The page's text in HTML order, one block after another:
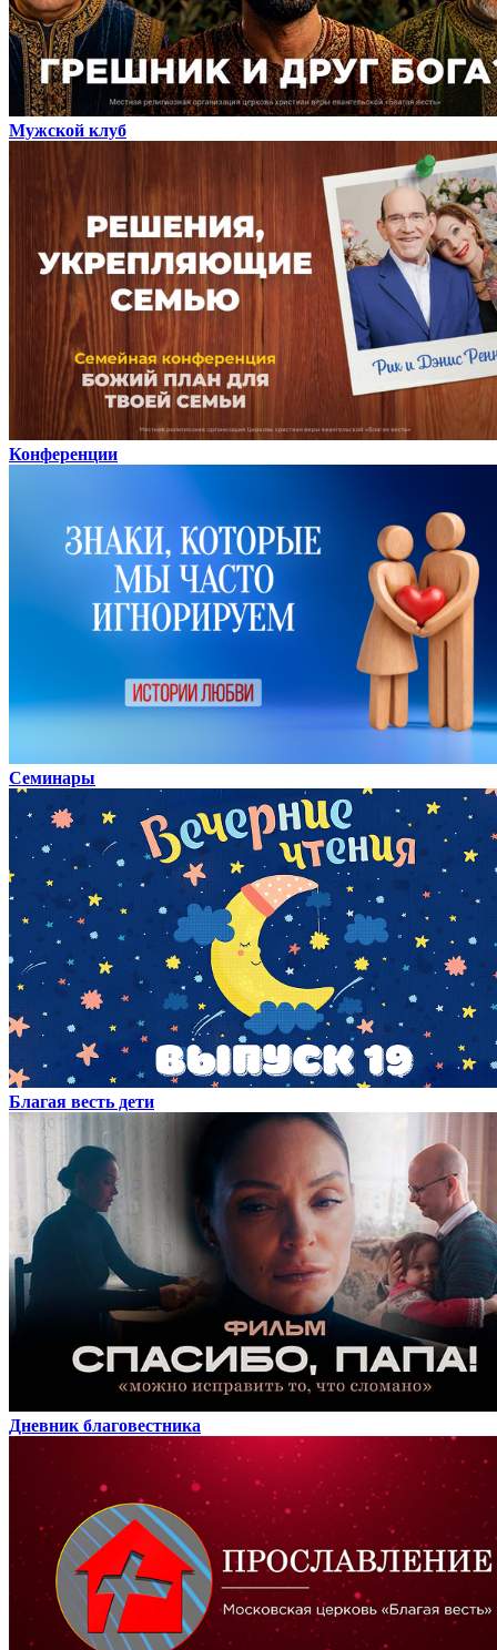
Мужской клуб
Конференции
Семинары
Благая весть дети
Дневник благовестника